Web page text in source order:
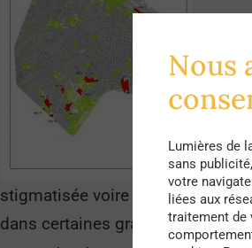
En
stigmatisée voire complètement
dans certaines grandes villes
Nous
Lumières de
sans
votre
liées aux
traitement de